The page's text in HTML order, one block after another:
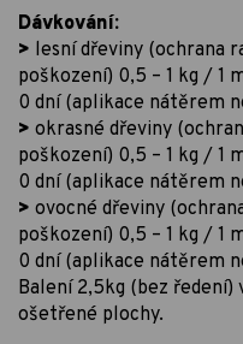
Dávkování:
> lesní dřeviny (ochrana
poškození) 0,5 – 1 kg / 1
0 dní (aplikace nátěrem
> okrasné dřeviny
poškození) 0,5 – 1 kg / 1
0 dní (aplikace nátěrem
> ovocné dřeviny
poškození) 0,5 – 1 kg / 1
0 dní (aplikace nátěrem
Balení 2,5kg (bez ředení)
ošetřené plochy.